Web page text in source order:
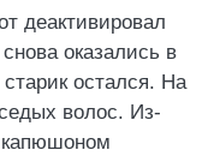
деактивировал
оказались в
остался. На
волос. Из-
капюшоном